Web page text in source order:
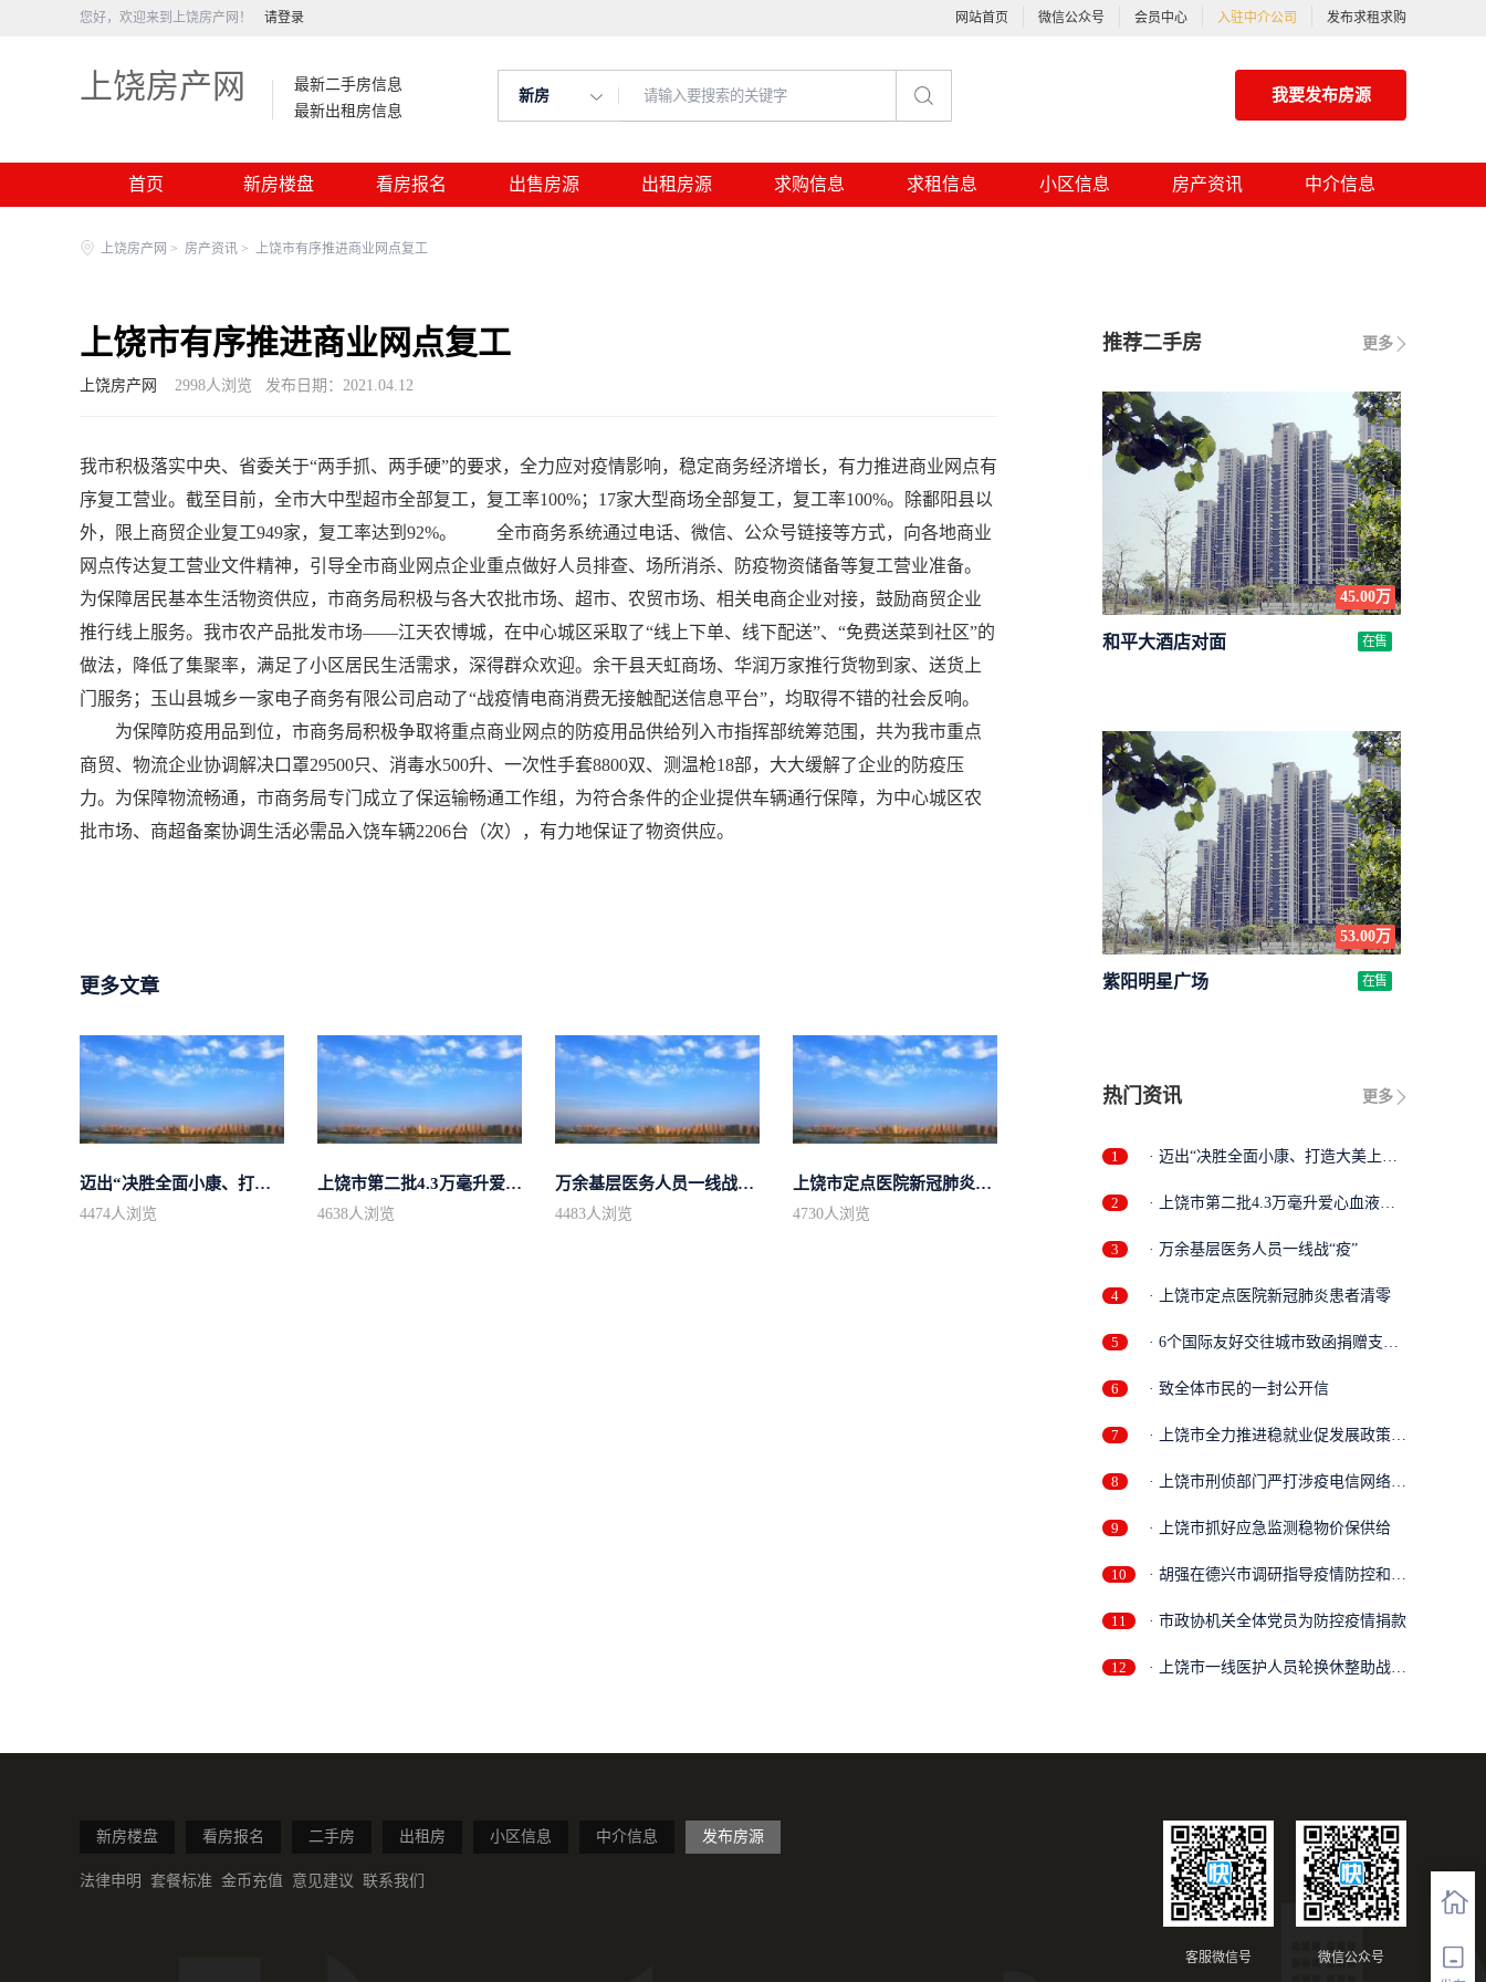
您好，欢迎来到上饶房产网！ 请登录 网站首页 微信公众号 会员中心 入驻中介公司 发布求租求购
上饶房产网
最新二手房信息
最新出租房信息
新房 我要发布房源
首页 新房楼盘 看房报名 出售房源 出租房源 求购信息 求租信息 小区信息 房产资讯 中介信息
上饶房产网 > 房产资讯 > 上饶市有序推进商业网点复工
上饶市有序推进商业网点复工
上饶房产网 2998人浏览 发布日期：2021.04.12
我市积极落实中央、省委关于“两手抓、两手硬”的要求，全力应对疫情影响，稳定商务经济增长，有力推进商业网点有
序复工营业。截至目前，全市大中型超市全部复工，复工率100%；17家大型商场全部复工，复工率100%。除鄱阳县以
外，限上商贸企业复工949家，复工率达到92%。 全市商务系统通过电话、微信、公众号链接等方式，向各地商业
网点传达复工营业文件精神，引导全市商业网点企业重点做好人员排查、场所消杀、防疫物资储备等复工营业准备。
为保障居民基本生活物资供应，市商务局积极与各大农批市场、超市、农贸市场、相关电商企业对接，鼓励商贸企业
推行线上服务。我市农产品批发市场——江天农博城，在中心城区采取了“线上下单、线下配送”、“免费送菜到社区”的
做法，降低了集聚率，满足了小区居民生活需求，深得群众欢迎。余干县天虹商场、华润万家推行货物到家、送货上
门服务；玉山县城乡一家电子商务有限公司启动了“战疫情电商消费无接触配送信息平台”，均取得不错的社会反响。
为保障防疫用品到位，市商务局积极争取将重点商业网点的防疫用品供给列入市指挥部统筹范围，共为我市重点
商贸、物流企业协调解决口罩29500只、消毒水500升、一次性手套8800双、测温枪18部，大大缓解了企业的防疫压
力。为保障物流畅通，市商务局专门成立了保运输畅通工作组，为符合条件的企业提供车辆通行保障，为中心城区农
批市场、商超备案协调生活必需品入饶车辆2206台（次），有力地保证了物资供应。
更多文章
迈出“决胜全面小康、打造大美上饶”...
4474人浏览
上饶市第二批4.3万毫升爱心血液驰援湖...
4638人浏览
万余基层医务人员一线战“疫”
4483人浏览
上饶市定点医院新冠肺炎患者清零
4730人浏览
更多
推荐二手房
45.00万
和平大酒店对面 在售
53.00万
紫阳明星广场 在售
更多
热门资讯
1
· 迈出“决胜全面小康、打造大美上
2
· 上饶市第二批4.3万毫升爱心血液驰
3
· 万余基层医务人员一线战“疫”
4 · 上饶市定点医院新冠肺炎患者清零
5
· 6个国际友好交往城市致函捐赠支持
6
· 致全体市民的一封公开信
7
· 上饶市全力推进稳就业促发展政策落
8
· 上饶市刑侦部门严打涉疫电信网络诈
9
· 上饶市抓好应急监测稳物价保供给
10
· 胡强在德兴市调研指导疫情防控和春
11
· 市政协机关全体党员为防控疫情捐款
12
· 上饶市一线医护人员轮换休整助战
新房楼盘 看房报名 二手房 出租房 小区信息 中介信息 发布房源
法律申明 套餐标准 金币充值 意见建议 联系我们
微信公众号
客服微信号